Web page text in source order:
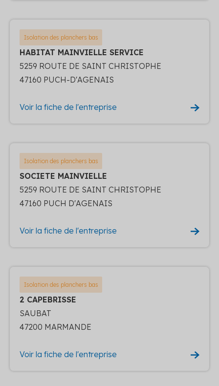
Isolation des planchers bas
HABITAT MAINVIELLE SERVICE
5259 ROUTE DE SAINT CHRISTOPHE
47160 PUCH-D'AGENAIS
Voir la fiche de l'entreprise
Isolation des planchers bas
SOCIETE MAINVIELLE
5259 ROUTE DE SAINT CHRISTOPHE
47160 PUCH D'AGENAIS
Voir la fiche de l'entreprise
Isolation des planchers bas
2 CAPEBRISSE
SAUBAT
47200 MARMANDE
Voir la fiche de l'entreprise